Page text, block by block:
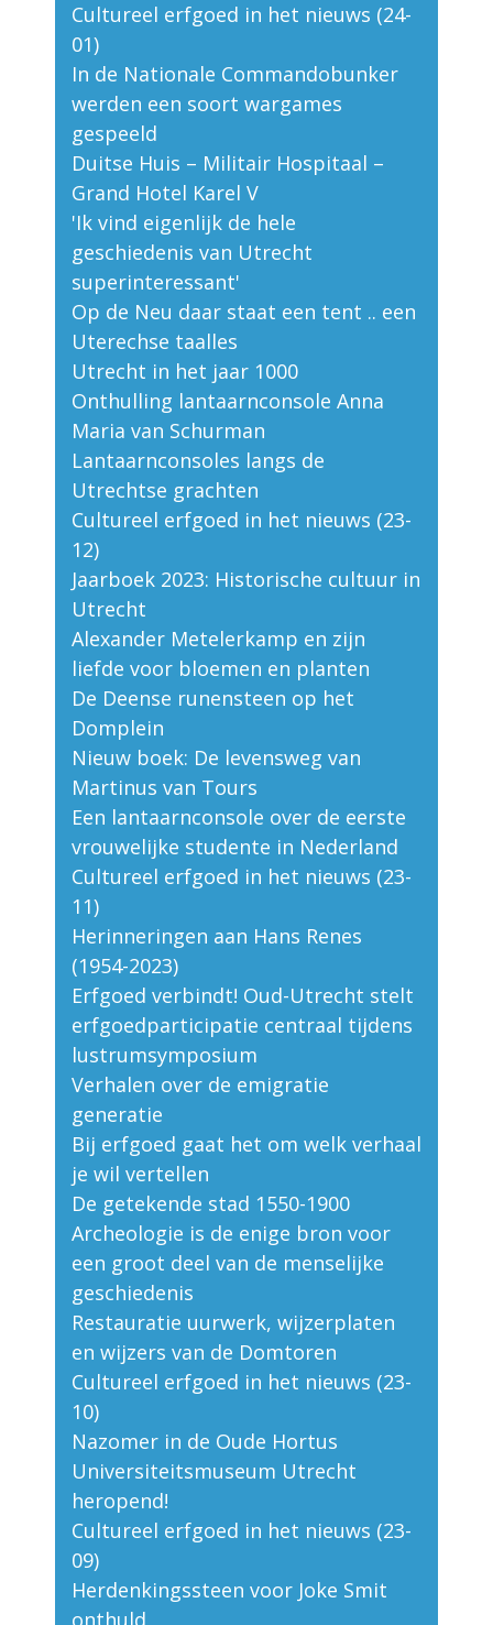
Cultureel erfgoed in het nieuws (24-
01)
In de Nationale Commandobunker
werden een soort wargames
gespeeld
Duitse Huis – Militair Hospitaal –
Grand Hotel Karel V
'Ik vind eigenlijk de hele
geschiedenis van Utrecht
superinteressant'
Op de Neu daar staat een tent .. een
Uterechse taalles
Utrecht in het jaar 1000
Onthulling lantaarnconsole Anna
Maria van Schurman
Lantaarnconsoles langs de
Utrechtse grachten
Cultureel erfgoed in het nieuws (23-
12)
Jaarboek 2023: Historische cultuur in
Utrecht
Alexander Metelerkamp en zijn
liefde voor bloemen en planten
De Deense runensteen op het
Domplein
Nieuw boek: De levensweg van
Martinus van Tours
Een lantaarnconsole over de eerste
vrouwelijke studente in Nederland
Cultureel erfgoed in het nieuws (23-
11)
Herinneringen aan Hans Renes
(1954-2023)
Erfgoed verbindt! Oud-Utrecht stelt
erfgoedparticipatie centraal tijdens
lustrumsymposium
Verhalen over de emigratie
generatie
Bij erfgoed gaat het om welk verhaal
je wil vertellen
De getekende stad 1550-1900
Archeologie is de enige bron voor
een groot deel van de menselijke
geschiedenis
Restauratie uurwerk, wijzerplaten
en wijzers van de Domtoren
Cultureel erfgoed in het nieuws (23-
10)
Nazomer in de Oude Hortus
Universiteitsmuseum Utrecht
heropend!
Cultureel erfgoed in het nieuws (23-
09)
Herdenkingssteen voor Joke Smit
onthuld